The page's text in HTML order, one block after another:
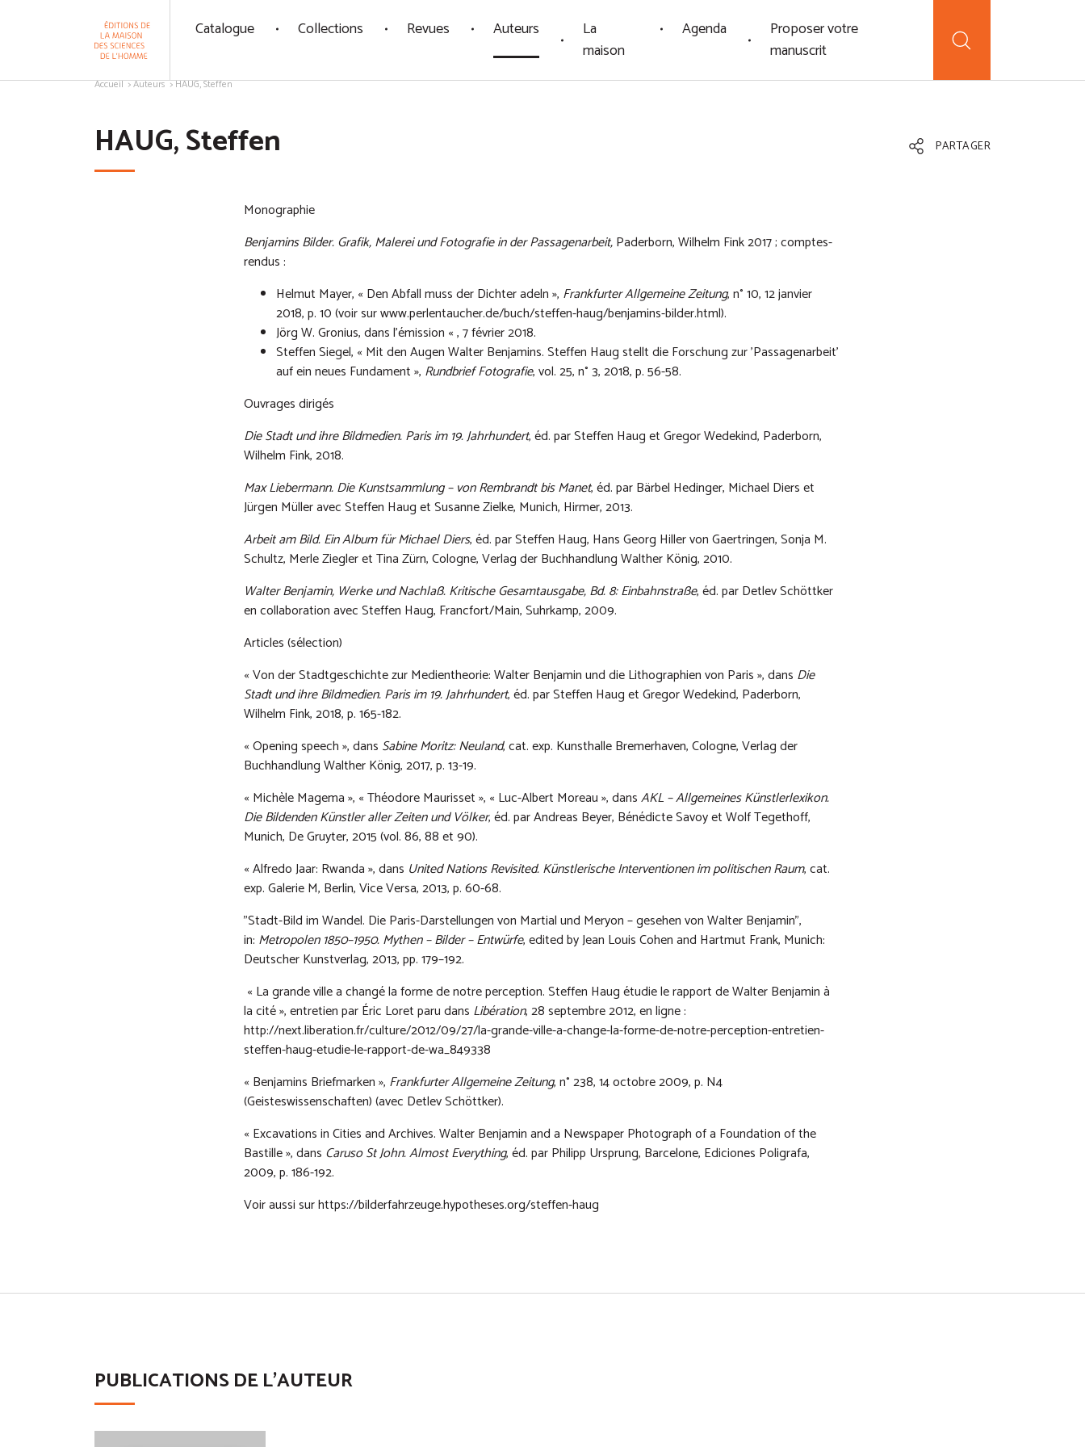
Catalogue Collections Revues Auteurs
La
maison
Agenda
Proposer votre
manuscrit
Accueil Auteurs HAUG, Steffen
HAUG, Steffen
Monographie
Benjamins Bilder. Grafik, Malerei und Fotografie in der Passagenarbeit,Paderborn, Wilhelm Fink 2017 ; comptes-
rendus :
Helmut Mayer, « Den Abfall muss der Dichter adeln », Frankfurter Allgemeine Zeitung, n° 10, 12 janvier
2018, p. 10 (voir surwww.perlentaucher.de/buch/steffen-haug/benjamins-bilder.html).
Jörg W. Gronius, dans l'émission « , 7 février 2018.
Steffen Siegel, « Mit den Augen Walter Benjamins. Steffen Haug stellt die Forschung zur 'Passagenarbeit'
auf ein neues Fundament », Rundbrief Fotografie, vol. 25, n° 3, 2018, p. 56-58.
Ouvrages dirigés
Die Stadt und ihre Bildmedien.Paris im 19. Jahrhundert, éd. par Steffen Haug et Gregor Wedekind, Paderborn,
Wilhelm Fink, 2018.
Max Liebermann. Die Kunstsammlung – von Rembrandt bis Manet, éd. par Bärbel Hedinger, Michael Diers et
Jürgen Müller avec Steffen Haug et Susanne Zielke, Munich, Hirmer, 2013.
Arbeit am Bild. Ein Album für Michael Diers, éd. par Steffen Haug, Hans Georg Hiller von Gaertringen, Sonja M.
Schultz, Merle Ziegler et Tina Zürn, Cologne, Verlag der Buchhandlung Walther König, 2010.
Walter Benjamin, Werke und Nachlaß.Kritische Gesamtausgabe, Bd. 8: Einbahnstraße, éd. par Detlev Schöttker
en collaboration avec Steffen Haug, Francfort/Main, Suhrkamp, 2009.
Articles (sélection)
« Von der Stadtgeschichte zur Medientheorie: Walter Benjamin und die Lithographien von Paris », dans Die
Stadt und ihre Bildmedien.Paris im 19. Jahrhundert, éd. par Steffen Haug et Gregor Wedekind, Paderborn,
Wilhelm Fink, 2018, p. 165-182.
« Opening speech », dans Sabine Moritz: Neuland, cat. exp. Kunsthalle Bremerhaven, Cologne, Verlag der
Buchhandlung Walther König, 2017, p. 13-19.
« Michèle Magema », « Théodore Maurisset », « Luc-Albert Moreau », dansAKL – Allgemeines Künstlerlexikon.
Die Bildenden Künstler aller Zeiten und Völker, éd. par Andreas Beyer, Bénédicte Savoy et Wolf Tegethoff,
Munich, De Gruyter, 2015 (vol. 86, 88 et 90).
« Alfredo Jaar: Rwanda », dans United Nations Revisited. Künstlerische Interventionen im politischen Raum, cat.
exp. Galerie M, Berlin, Vice Versa, 2013, p. 60-68.
"Stadt-Bild im Wandel. Die Paris-Darstellungen von Martial und Meryon – gesehen von Walter Benjamin",
in: Metropolen 1850–1950. Mythen – Bilder – Entwürfe, edited by Jean Louis Cohen and Hartmut Frank, Munich:
Deutscher Kunstverlag, 2013, pp. 179–192.
« La grande ville a changé la forme de notre perception. Steffen Haug étudie le rapport de Walter Benjamin à
la cité », entretien par Éric Loret paru dans Libération, 28 septembre 2012, en ligne :
http://next.liberation.fr/culture/2012/09/27/la-grande-ville-a-change-la-forme-de-notre-perception-entretien-
steffen-haug-etudie-le-rapport-de-wa_849338
« Benjamins Briefmarken », Frankfurter Allgemeine Zeitung, n° 238, 14 octobre 2009, p. N4
(Geisteswissenschaften) (avec Detlev Schöttker).
« Excavations in Cities and Archives. Walter Benjamin and a Newspaper Photograph of a Foundation of the
Bastille », dans Caruso St John. Almost Everything, éd. par Philipp Ursprung, Barcelone, Ediciones Poligrafa,
2009, p. 186-192.
Voir aussi surhttps://bilderfahrzeuge.hypotheses.org/steffen-haug
PARTAGER
PUBLICATIONS DE L'AUTEUR